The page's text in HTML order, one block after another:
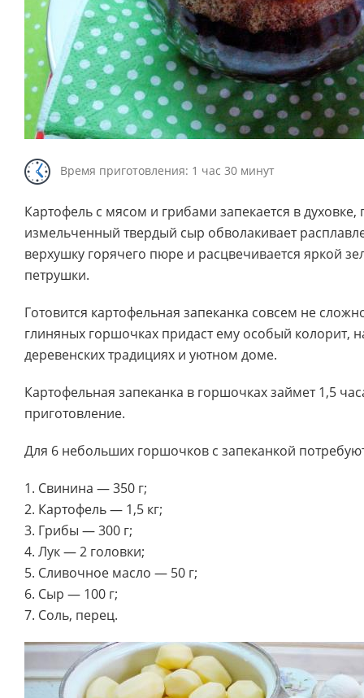
Время приготовления: 1 час 30 минут
Картофель с мясом и грибами запекается в духовке,
измельченный твердый сыр обволакивает
верхушку горячего пюре и расцвечивается яркой
петрушки.
Готовится картофельная запеканка совсем не
глиняных горшочках придаст ему особый колорит,
деревенских традициях и уютном доме.
Картофельная запеканка в горшочках займет 1,5
приготовление.
Для 6 небольших горшочков с запеканкой
1. Свинина — 350 г;
2. Картофель — 1,5 кг;
3. Грибы — 300 г;
4. Лук — 2 головки;
5. Сливочное масло — 50 г;
6. Сыр — 100 г;
7. Соль, перец.